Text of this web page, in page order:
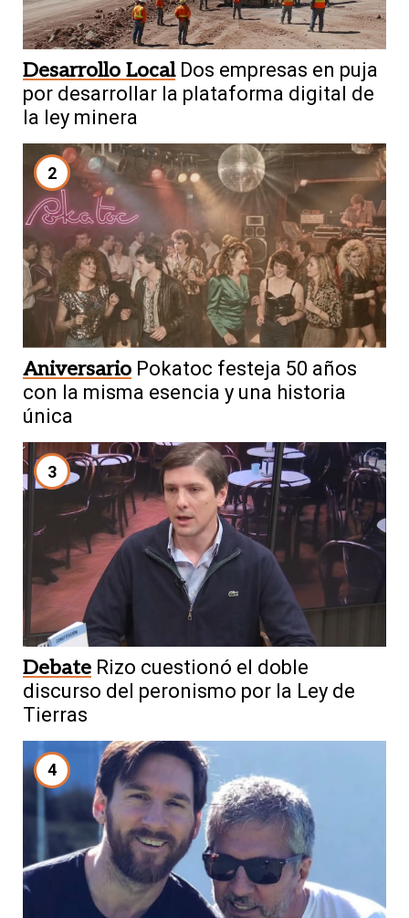
Desarrollo Local Dos empresas en puja
por desarrollar la plataforma digital de
la ley minera
2
Aniversario Pokatoc festeja 50 años
con la misma esencia y una historia
única
3
Debate Rizo cuestionó el doble
discurso del peronismo por la Ley de
Tierras
4